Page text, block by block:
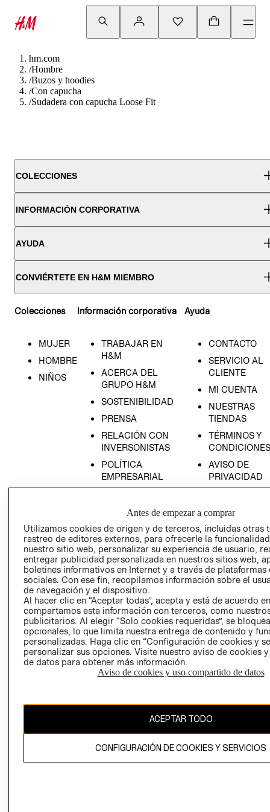
hm.com
/Hombre
/Buzos y hoodies
/Con capucha
/Sudadera con capucha Loose Fit
COLECCIONES
INFORMACIÓN CORPORATIVA
AYUDA
CONVIÉRTETE EN H&M MIEMBRO
Colecciones
MUJER
HOMBRE
NIÑOS
Información corporativa
TRABAJAR EN
H&M
ACERCA DEL
GRUPO H&M
SOSTENIBILIDAD
PRENSA
RELACIÓN CON
INVERSONISTAS
POLÍTICA
EMPRESARIAL
Ayuda
CONTACTO
SERVICIO AL
CLIENTE
MI CUENTA
NUESTRAS
TIENDAS
TÉRMINOS Y
CONDICIONES
AVISO DE
PRIVACIDAD
AVISO DE
LIBRO DE
Ecuador ($)
CAMBIAR REGIÓN
propiedad de H&M Hennes & Mauritz AB.
Antes de empezar a comprar
Utilizamos cookies de origen y de terceros, incluidas otras
rastreo de editores externos, para ofrecerle la
nuestro sitio web, personalizar su experiencia de usuario,
entregar publicidad personalizada en nuestros sitios web,
boletines informativos en Internet y a través de plataformas
sociales. Con ese fin, recopilamos información sobre el
de navegación y el dispositivo.
Al hacer clic en “Aceptar todas”, acepta y está de acuerdo
compartamos esta información con terceros, como
publicitarios. Al elegir “Solo cookies requeridas”, se
opcionales, lo que limita nuestra entrega de contenido y
personalizadas. Haga clic en “Configuración de cookies y
personalizar sus opciones. Visite nuestro aviso de cookies
de datos para obtener más información.
Aviso de cookies y uso compartido de datos
ACEPTAR TODO
CONFIGURACIÓN DE COOKIES Y SERVICIOS